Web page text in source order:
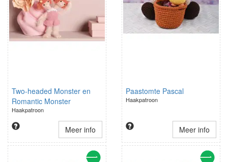
Two-headed Monster en
Romantic Monster
Haakpatroon
Meer info
Paastomte Pascal
Haakpatroon
Meer info